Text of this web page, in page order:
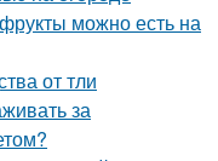
можно есть на
от тли
за